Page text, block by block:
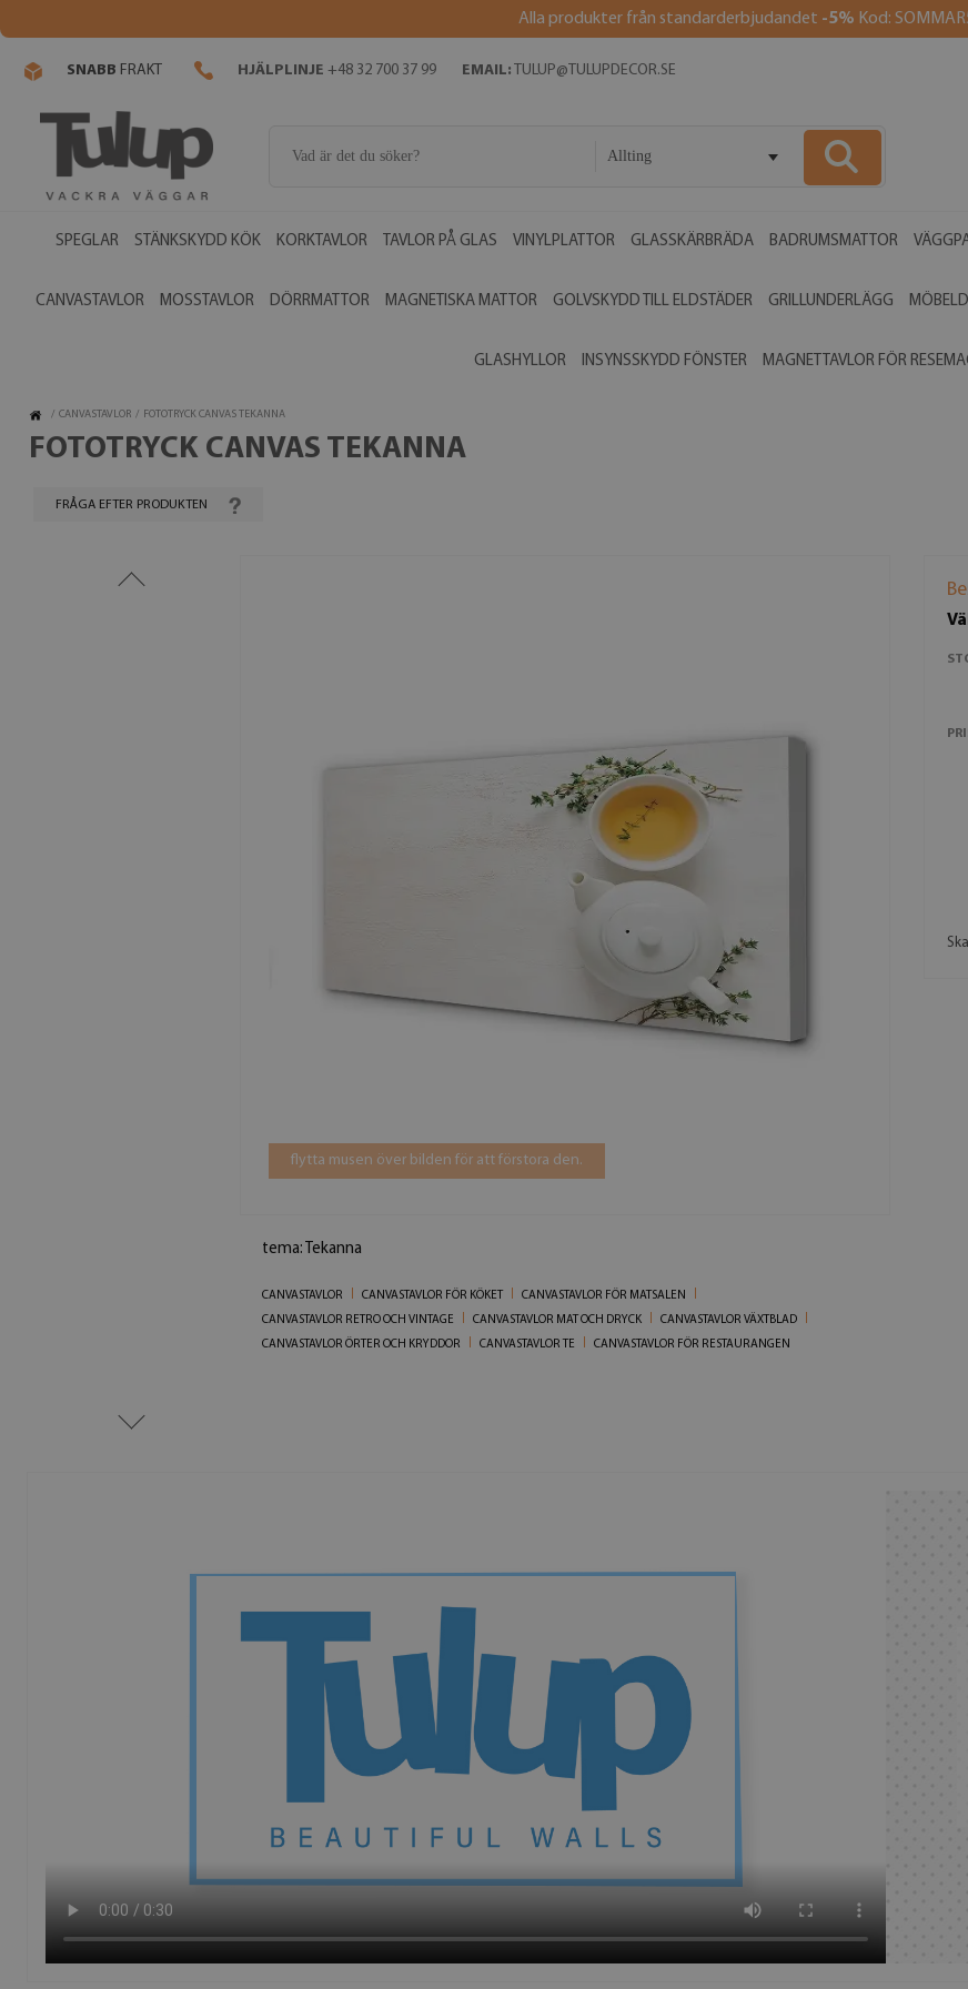
Alla produkter från standarderbjudandet -5% Kod:
SNABB FRAKT HJÄLPLINJE +48 32 700 37 99 EMAIL: TULUP@TULUPDECOR.SE
Allting
SPEGLAR STÄNKSKYDD KÖK KORKTAVLOR TAVLOR PÅ GLAS VINYLPLATTOR GLASSKÄRBRÄDA BADRUMSMATTOR
CANVASTAVLOR MOSSTAVLOR DÖRRMATTOR MAGNETISKA MATTOR GOLVSKYDD TILL ELDSTÄDER GRILLUNDERLÄGG
GLASHYLLOR INSYNSSKYDD FÖNSTER MAGNETTAVLOR FÖR
/ CANVASTAVLOR / FOTOTRYCK CANVAS TEKANNA
FOTOTRYCK CANVAS TEKANNA
FRÅGA EFTER PRODUKTEN
flytta musen över bilden för att förstora den.
tema: Tekanna
CANVASTAVLOR CANVASTAVLOR FÖR KÖKET
CANVASTAVLOR FÖR MATSALEN
CANVASTAVLOR RETRO OCH VINTAGE
CANVASTAVLOR MAT OCH DRYCK
CANVASTAVLOR VÄXTBLAD
CANVASTAVLOR ÖRTER OCH KRYDDOR
CANVASTAVLOR TE CANVASTAVLOR FÖR RESTAURANGEN